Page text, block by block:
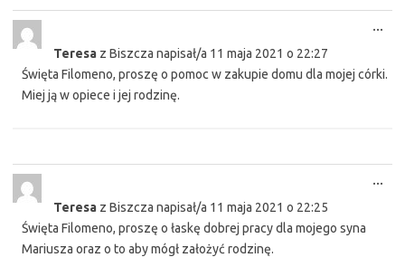
Teresa z Biszcza napisał/a 11 maja 2021 o 22:27
Święta Filomeno, proszę o pomoc w zakupie domu dla mojej córki.
Miej ją w opiece i jej rodzinę.
...
Teresa z Biszcza napisał/a 11 maja 2021 o 22:25
Święta Filomeno, proszę o łaskę dobrej pracy dla mojego syna
Mariusza oraz o to aby mógł założyć rodzinę.
...